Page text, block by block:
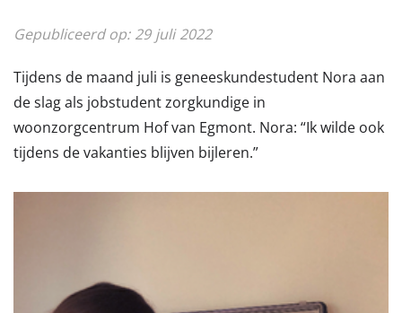
Gepubliceerd op: 29 juli 2022
Tijdens de maand juli is geneeskundestudent Nora aan
de slag als jobstudent zorgkundige in
woonzorgcentrum Hof van Egmont. Nora: “Ik wilde ook
tijdens de vakanties blijven bijleren.”